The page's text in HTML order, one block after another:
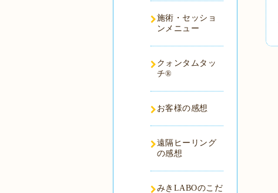
施術・セッショ
ンメニュー
クォンタムタッ
チ®️
お客様の感想
遠隔ヒーリング
の感想
みきLABOのこだ